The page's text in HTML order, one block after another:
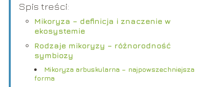
Spis treści:
Mikoryza – definicja i znaczenie w
ekosystemie
Rodzaje mikoryzy – różnorodność
symbiozy
Mikoryza arbuskularna – najpowszechniejsza
forma